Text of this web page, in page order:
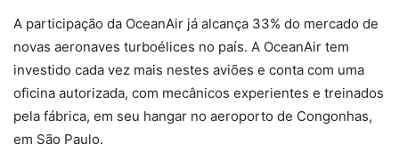
A participação da OceanAir já alcança 33% do mercado de
novas aeronaves turboélices no país. A OceanAir tem
investido cada vez mais nestes aviões e conta com uma
oficina autorizada, com mecânicos experientes e treinados
pela fábrica, em seu hangar no aeroporto de Congonhas,
em São Paulo.